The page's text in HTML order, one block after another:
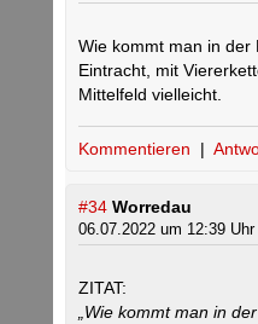
Wie kommt man in der
Eintracht, mit
Mittelfeld vielleicht.
Kommentieren |
#34 Worredau
06.07.2022 um 12:39 Uhr
ZITAT:
„Wie kommt man in